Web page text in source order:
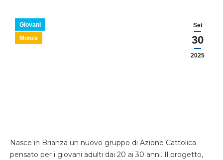
Set
30
2025
Giovani
Monza
Nasce in Brianza un nuovo gruppo di Azione Cattolica
pensato per i giovani adulti dai 20 ai 30 anni. Il progetto,